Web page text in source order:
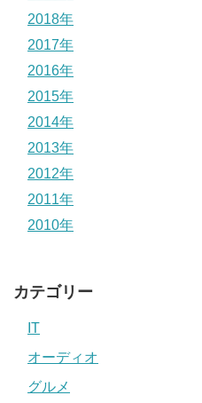
2018年
2017年
2016年
2015年
2014年
2013年
2012年
2011年
2010年
カテゴリー
IT
オーディオ
グルメ